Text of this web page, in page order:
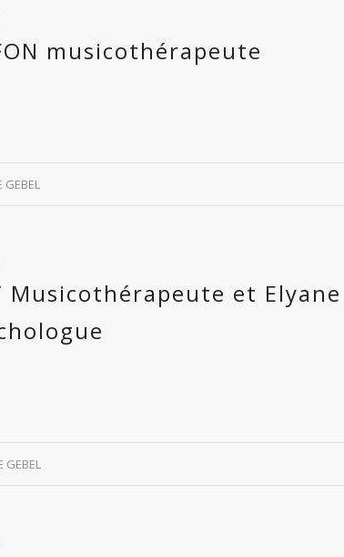
musicothérapeute
GEBEL
Musicothérapeute et Elyane
GEBEL